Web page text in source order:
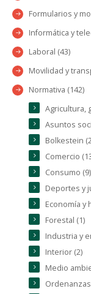
Formularios y
Informática y
Laboral (43)
Movilidad y
Normativa (142)
Agricultura,
Asuntos
Bolkestein
Comercio
Consumo (9)
Deportes y
Economía y
Forestal (1)
Industria y
Interior (2)
Medio